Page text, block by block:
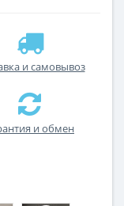
и самовывоз
и обмен